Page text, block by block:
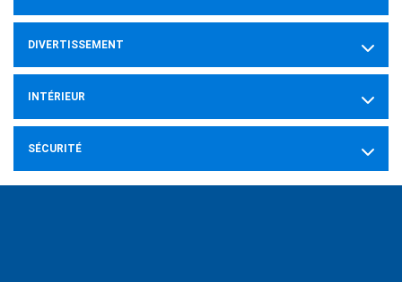
DIVERTISSEMENT
INTÉRIEUR
SÉCURITÉ